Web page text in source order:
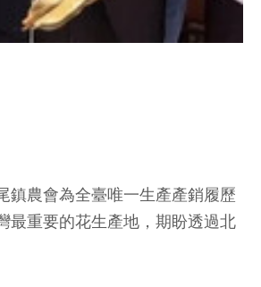
農會為全臺唯一生產產銷履歷
最重要的花生產地，期盼透過北